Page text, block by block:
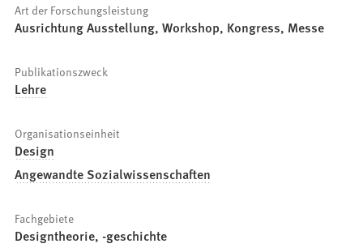
Art der Forschungsleistung
Ausrichtung Ausstellung, Workshop, Kongress, Messe
Publikationszweck
Lehre
Organisationseinheit
Design
Angewandte Sozialwissenschaften
Fachgebiete
Designtheorie, -geschichte